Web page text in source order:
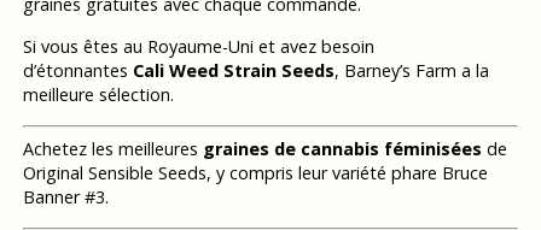
graines gratuites avec chaque commande.
Si vous êtes au Royaume-Uni et avez besoin
d’étonnantes Cali Weed Strain Seeds, Barney’s Farm a la
meilleure sélection.
Achetez les meilleures graines de cannabis féminisées de
Original Sensible Seeds, y compris leur variété phare Bruce
Banner #3.